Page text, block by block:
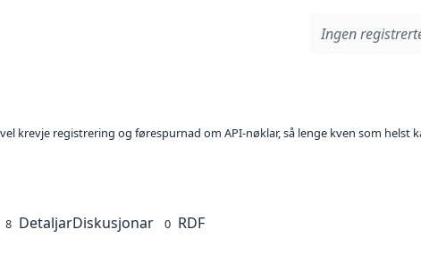
Ingen
krevje registrering og førespurnad om API-nøklar, så lenge kven som helst
8 DetaljarDiskusjonar 0 RDF